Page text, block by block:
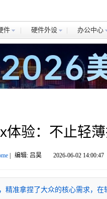
件 硬件外设 办公中心
验：不止轻
| 编辑: 吕昊 2026-06-02 14:00:47
精准拿捏了大众的核心需求，